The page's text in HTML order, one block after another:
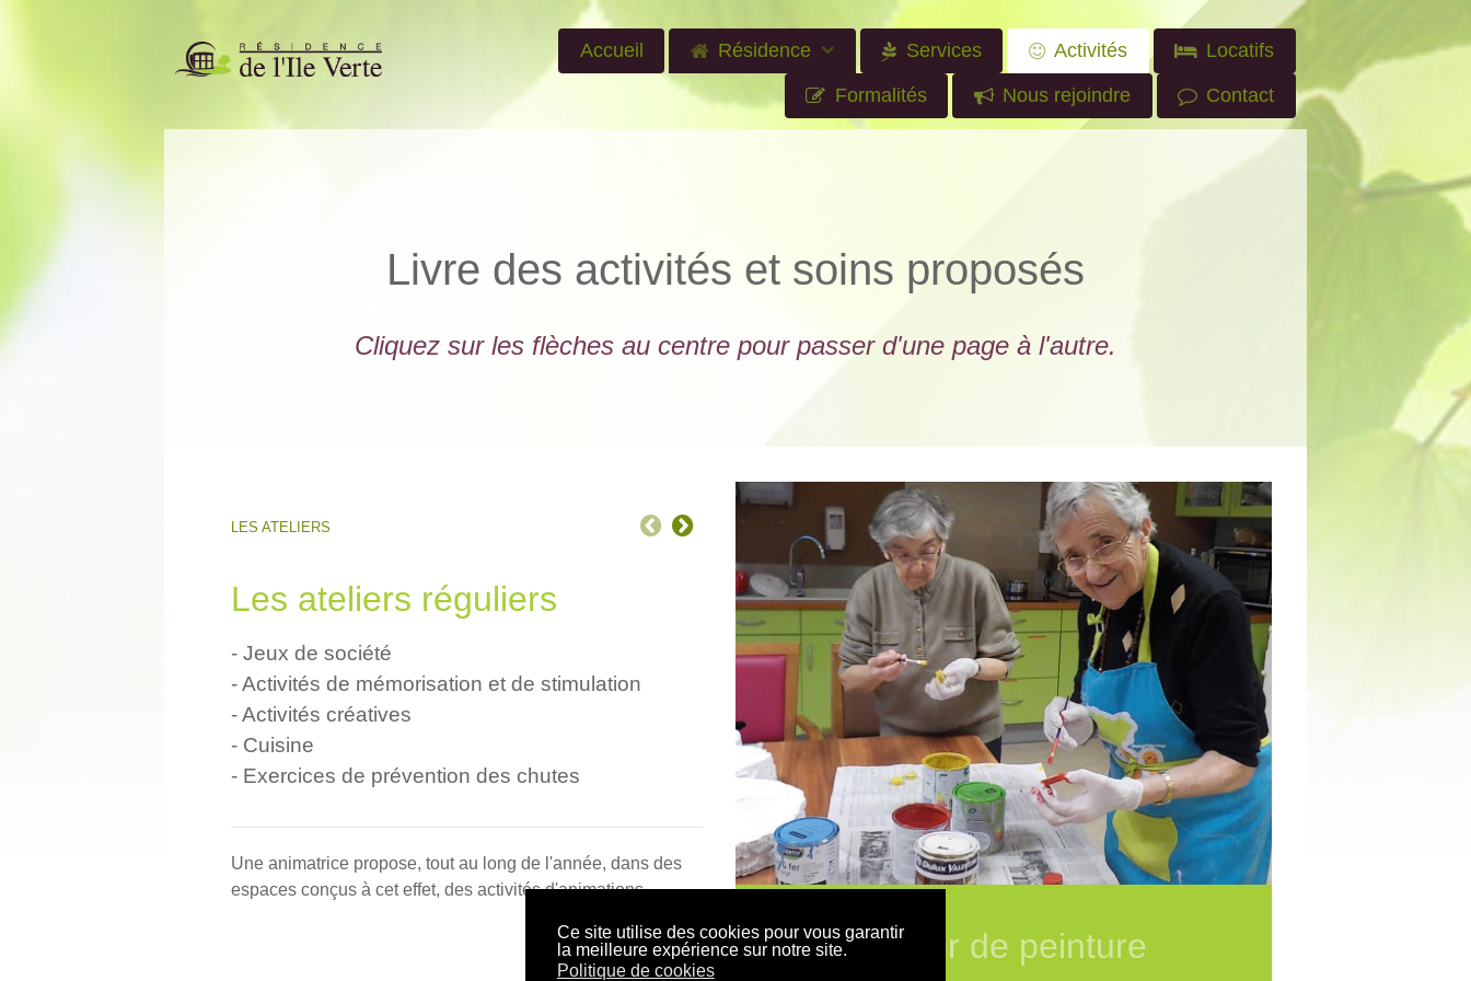
Ce site utilise des cookies pour vous garantir
la meilleure expérience sur notre site.
Politique de cookies
Accueil Résidence Services Activités Locatifs
Formalités Nous rejoindre Contact
Livre des activités et soins proposés
Cliquez sur les flèches au centre pour passer d'une page à l'autre.
LES ATELIERS
Les ateliers réguliers
- Jeux de société
- Activités de mémorisation et de stimulation
- Activités créatives
- Cuisine
- Exercices de prévention des chutes
Une animatrice propose, tout au long de l'année, dans des
espaces conçus à cet effet, des activités d'animations.
Atelier de peinture